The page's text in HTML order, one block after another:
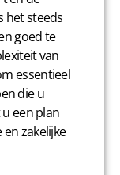
het steeds
goed te
van
essentieel
die u
een plan
zakelijke